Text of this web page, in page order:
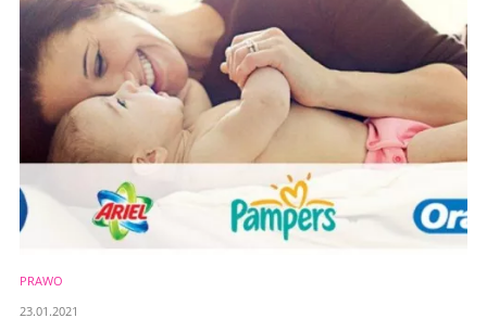
PRAWO
23.01.2021